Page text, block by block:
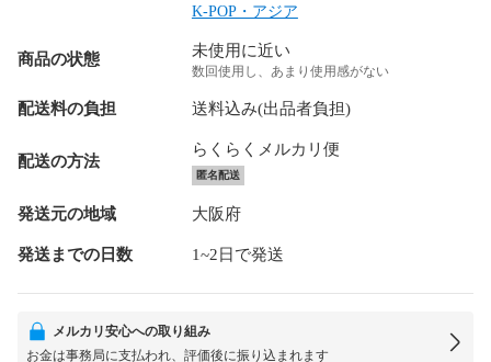
K-POP・アジア
商品の状態 未使用に近い
数回使用し、あまり使用感がない
配送料の負担 送料込み(出品者負担)
配送の方法
らくらくメルカリ便
匿名配送
発送元の地域 大阪府
発送までの日数 1~2日で発送
メルカリ安心への取り組み
お金は事務局に支払われ、評価後に振り込まれます